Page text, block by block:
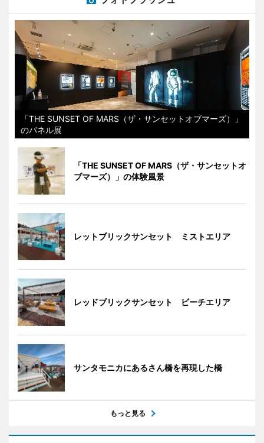
「THE SUNSET OF MARS（ザ・サンセットオブマーズ）」
のパネル展
「THE SUNSET OF MARS（ザ・サンセットオ
ブマーズ）」の体験風景
レットブリックサンセット ミストエリア
レッドブリックサンセット ビーチエリア
サンタモニカにあるさん橋を再現した橋
もっと見る